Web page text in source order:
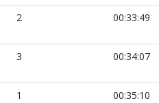
2 00:33:49
3 00:34:07
1 00:35:10